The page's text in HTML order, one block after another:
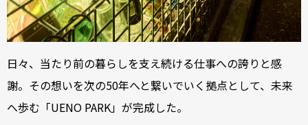
日々、当たり前の暮らしを支え続ける仕事への誇りと感
謝。その想いを次の50年へと繋いでいく拠点として、未来
へ歩む「UENO PARK」が完成した。